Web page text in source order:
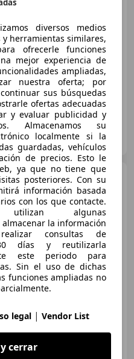
€ 5.300
Súperoferta
82 kW (111 CV)
Citroen C41.6e-HDi S&S
Exclusive 115
Súper oferta
diversos medios
y herramientas similares,
ofrecerle funciones
mejor experiencia de
ampliadas,
nuestra oferta; por
sus búsquedas
ofertas adecuadas
y evaluar publicidad y
Almacenamos su
localmente si la
guardadas, vehículos
de precios. Esto le
ya que no tiene que
posteriores. Con su
información basada
con los que contacte.
utilizan algunas
la información
consultas de
días y reutilizarla
este periodo para
Sin el uso de dichas
funciones ampliadas no
legal | Vendor List
cerrar